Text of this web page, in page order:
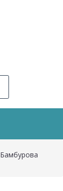
Бамбурова